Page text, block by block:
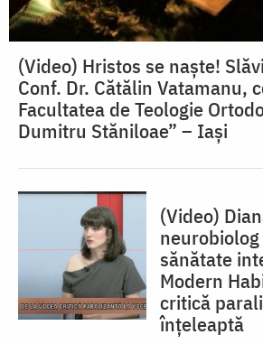
(Video) Hristos se naște!
Conf. Dr. Cătălin Vatamanu,
Facultatea de Teologie
Dumitru Stăniloae” – Iași
(Video)
sănătate
Modern
critică
înțeleaptă